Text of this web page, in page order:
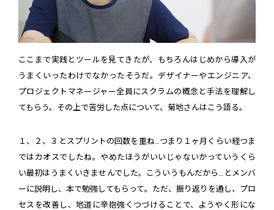
ここまで実践とツールを見てきたが、もちろんはじめから導入が
うまくいったわけでなかったそうだ。デザイナーやエンジニア、
プロジェクトマネージャー全員にスクラムの概念と手法を理解し
てもらう。その上で苦労した点について、菊地さんはこう語る。
１、２、３とスプリントの回数を重ね…つまり１ヶ月くらい経つま
ではカオスでしたね。やめたほうがいいじゃないかっていうくら
い最初はうまくいきませんでした。こういうもんだから…とメンバ
ーに説明し、本で勉強してもらって。ただ、振り返りを通し、プロ
セスを改善し、地道に辛抱強くつづけることで、ようやく形にな